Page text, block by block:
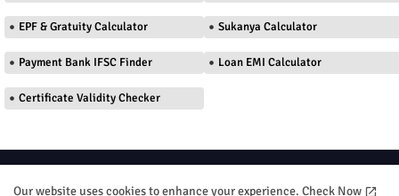
EPF & Gratuity Calculator Sukanya Calculator
Payment Bank IFSC Finder Loan EMI Calculator
Certificate Validity Checker
Our website uses cookies to enhance your experience. Check Now